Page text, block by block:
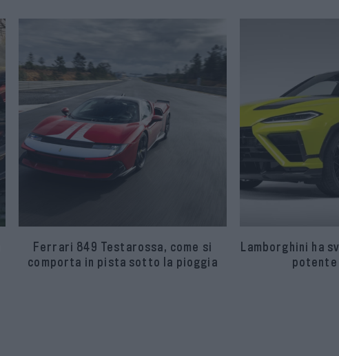
Ferrari 849 Testarossa, come si
comporta in pista sotto la pioggia
Lamborghini ha
potente